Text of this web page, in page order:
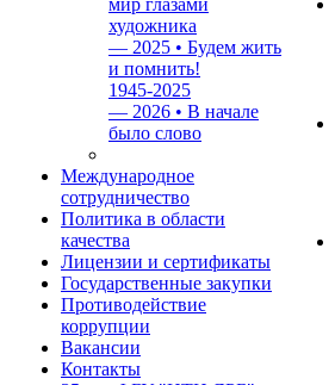
мир глазами
художника
— 2025 • Будем жить
и помнить!
1945-2025
— 2026 • В начале
было слово
Международное
сотрудничество
Политика в области
качества
Лицензии и сертификаты
Государственные закупки
Противодействие
коррупции
Вакансии
Контакты